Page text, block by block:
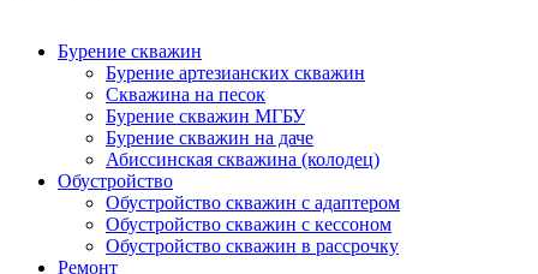
Бурение скважин
Бурение артезианских скважин
Скважина на песок
Бурение скважин МГБУ
Бурение скважин на даче
Абиссинская скважина (колодец)
Обустройство
Обустройство скважин с адаптером
Обустройство скважин с кессоном
Обустройство скважин в рассрочку
Ремонт